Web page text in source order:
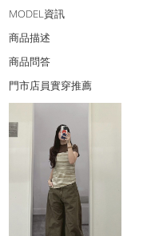
MODEL資訊
商品描述
商品問答
門市店員實穿推薦